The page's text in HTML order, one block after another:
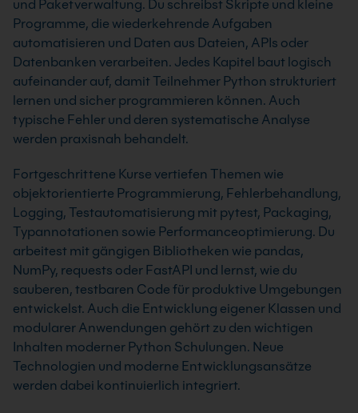
und Paketverwaltung. Du schreibst Skripte und kleine
Programme, die wiederkehrende Aufgaben
automatisieren und Daten aus Dateien, APIs oder
Datenbanken verarbeiten. Jedes Kapitel baut logisch
aufeinander auf, damit Teilnehmer Python strukturiert
lernen und sicher programmieren können. Auch
typische Fehler und deren systematische Analyse
werden praxisnah behandelt.
Fortgeschrittene Kurse vertiefen Themen wie
objektorientierte Programmierung, Fehlerbehandlung,
Logging, Testautomatisierung mit pytest, Packaging,
Typannotationen sowie Performanceoptimierung. Du
arbeitest mit gängigen Bibliotheken wie pandas,
NumPy, requests oder FastAPI und lernst, wie du
sauberen, testbaren Code für produktive Umgebungen
entwickelst. Auch die Entwicklung eigener Klassen und
modularer Anwendungen gehört zu den wichtigen
Inhalten moderner Python Schulungen. Neue
Technologien und moderne Entwicklungsansätze
werden dabei kontinuierlich integriert.